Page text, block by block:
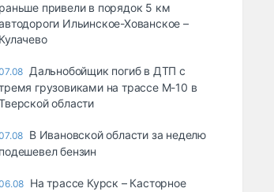
раньше привели в порядок 5 км
Ильинское-Хованское –
Кулачево
Дальнобойщик погиб в ДТП с
грузовиками на трассе М-10 в
области
В Ивановской области за неделю
подешевел бензин
На трассе Курск – Касторное